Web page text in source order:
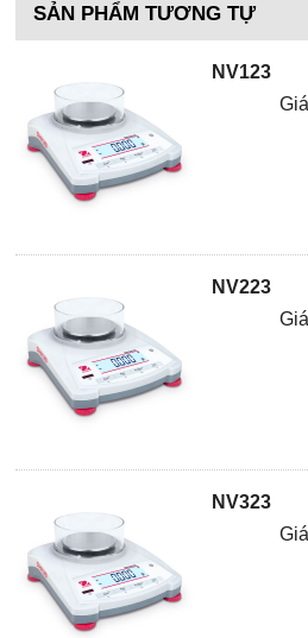
SẢN PHẨM TƯƠNG TỰ
NV123
NV223
NV323